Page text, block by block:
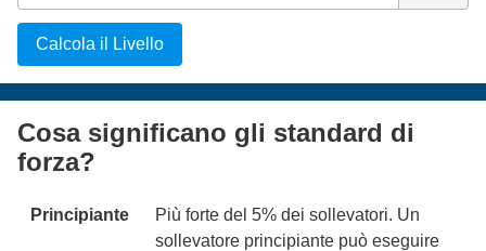
Calcola il Livello
Cosa significano gli standard di
forza?
Principiante
Più forte del 5% dei sollevatori. Un
sollevatore principiante può eseguire